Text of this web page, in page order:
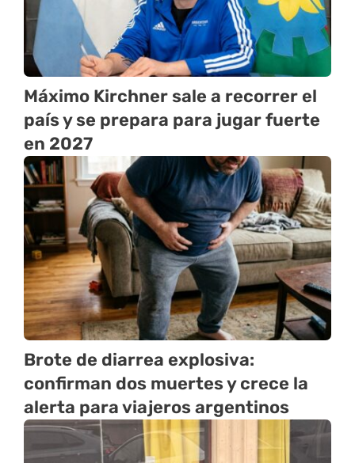
Máximo Kirchner sale a recorrer el
país y se prepara para jugar fuerte
en 2027
Brote de diarrea explosiva:
confirman dos muertes y crece la
alerta para viajeros argentinos